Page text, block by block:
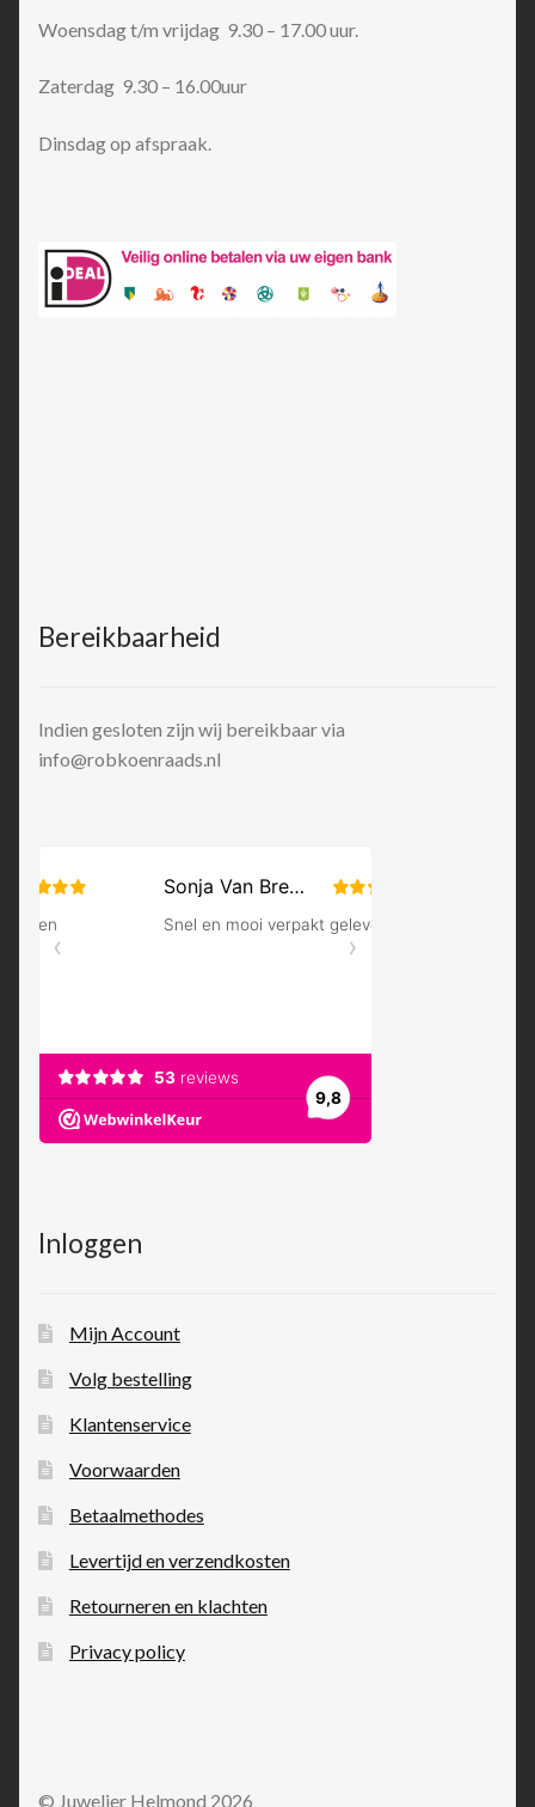
Woensdag t/m vrijdag 9.30 – 17.00 uur.
Zaterdag 9.30 – 16.00uur
Dinsdag op afspraak.
Bereikbaarheid
Indien gesloten zijn wij bereikbaar via
info@robkoenraads.nl
Inloggen
Mijn Account
Volg bestelling
Klantenservice
Voorwaarden
Betaalmethodes
Levertijd en verzendkosten
Retourneren en klachten
Privacy policy
© Juwelier Helmond 2026